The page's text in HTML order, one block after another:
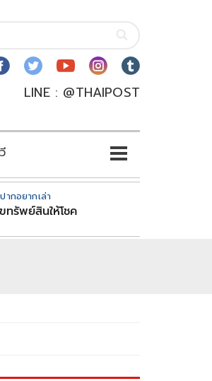
LINE : @THAIPOST
ากอยากเล่า
ทรัพย์สินให้โชค